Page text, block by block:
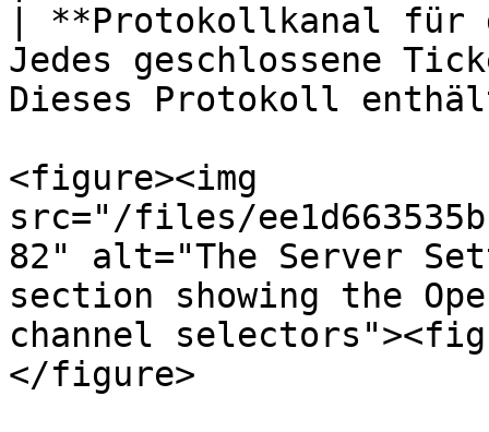
| **Protokollkanal für
Jedes geschlossene
Dieses Protokoll
<figure><img
src="/files/
82" alt="The Server
section showing the
channel
</figure>